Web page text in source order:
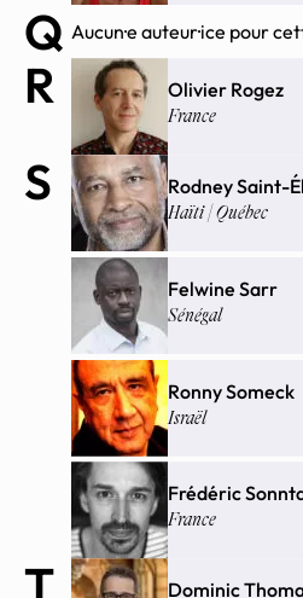
Q Aucun·e auteur·ice pour
R Olivier Rogez
France
S Rodney Saint-
Haïti | Québec
Felwine Sarr
Sénégal
Ronny Someck
Israël
Frédéric
France
T Dominic